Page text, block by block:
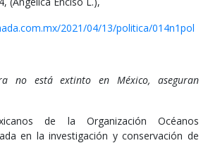
2021/04/13/politica/014n1pol
no está extinto en México, aseguran
de la Organización Océanos
en la investigación y conservación de